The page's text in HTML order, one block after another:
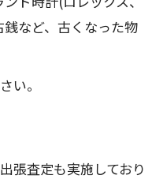
など、古くなった物
い。
張査定も実施しており